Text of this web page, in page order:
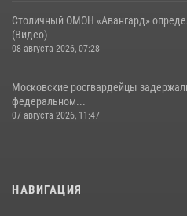
Столичный ОМОН «Авангард»
(Видео)
08 августа 2026, 07:28
Московские росгвардейцы
федеральном...
07 августа 2026, 11:47
НАВИГАЦИЯ